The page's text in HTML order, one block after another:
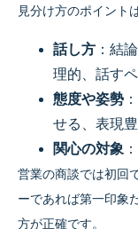
見分け方のポイント
話し方 ：結
理的、話す
態度や姿勢
せる、表現
関心の対象
営業の商談では初回
ーであれば第一印象
方が正確です。